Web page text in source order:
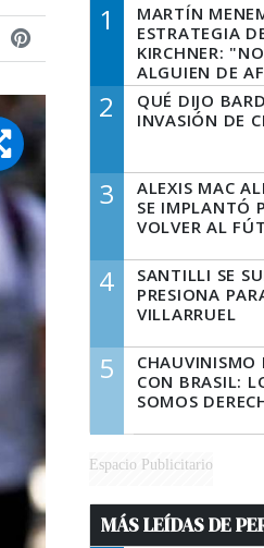
1
MARTÍN
ESTRATEGIA
KIRCHNER:
ALGUIEN DE
DECIR A LA
TIENE QUE
2
QUÉ DIJO
INVASIÓN DE
3
ALEXIS MAC
SE IMPLANTÓ
VOLVER AL
4
SANTILLI SE
PRESIONA
VILLARRUEL
5
CHAUVINISMO
CON BRASIL:
SOMOS
Espacio Publicitario
MÁS LEÍDAS DE